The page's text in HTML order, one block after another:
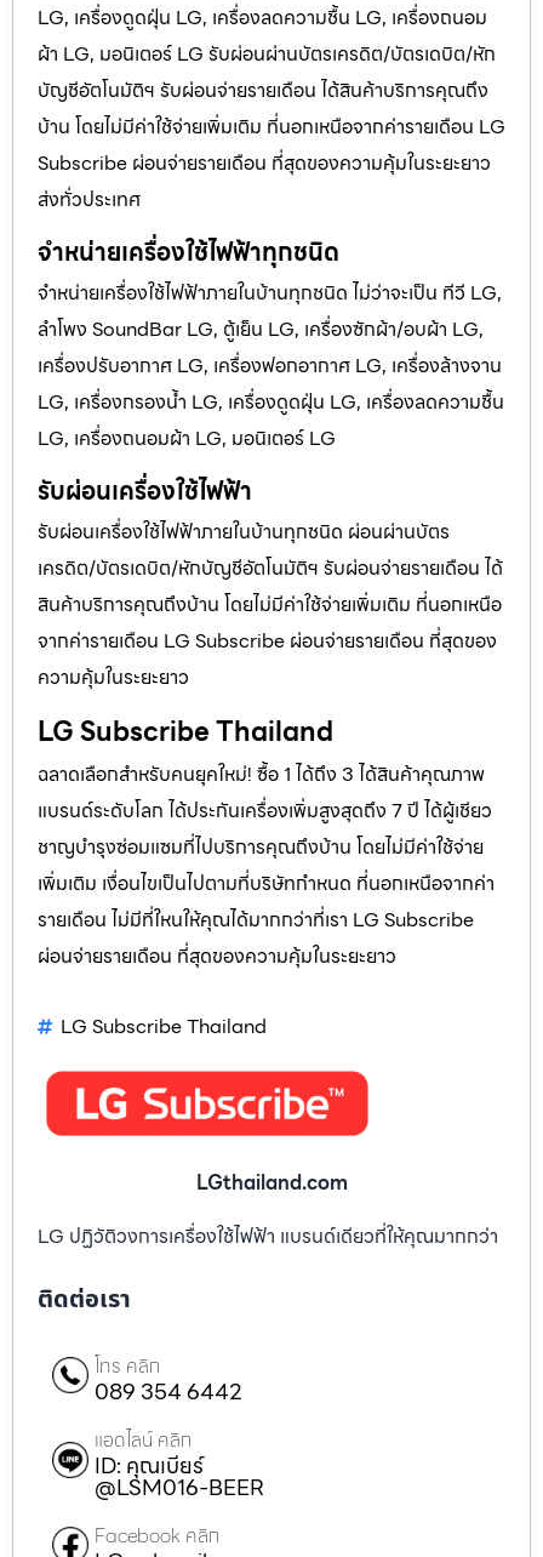
LG, เครื่องดูดฝุ่น LG, เครื่องลดความชื้น LG, เครื่องถนอม
ผ้า LG, มอนิเตอร์ LG รับผ่อนผ่านบัตรเครดิต/บัตรเดบิต/หัก
บัญชีอัตโนมัติฯ รับผ่อนจ่ายรายเดือน ได้สินค้าบริการคุณถึง
บ้าน โดยไม่มีค่าใช้จ่ายเพิ่มเติม ที่นอกเหนือจากค่ารายเดือน LG
Subscribe ผ่อนจ่ายรายเดือน ที่สุดของความคุ้มในระยะยาว
ส่งทั่วประเทศ
จำหน่ายเครื่องใช้ไฟฟ้าทุกชนิด
จำหน่ายเครื่องใช้ไฟฟ้าภายในบ้านทุกชนิด ไม่ว่าจะเป็น ทีวี LG,
ลำโพง SoundBar LG, ตู้เย็น LG, เครื่องซักผ้า/อบผ้า LG,
เครื่องปรับอากาศ LG, เครื่องฟอกอากาศ LG, เครื่องล้างจาน
LG, เครื่องกรองน้ำ LG, เครื่องดูดฝุ่น LG, เครื่องลดความชื้น
LG, เครื่องถนอมผ้า LG, มอนิเตอร์ LG
รับผ่อนเครื่องใช้ไฟฟ้า
รับผ่อนเครื่องใช้ไฟฟ้าภายในบ้านทุกชนิด ผ่อนผ่านบัตร
เครดิต/บัตรเดบิต/หักบัญชีอัตโนมัติฯ รับผ่อนจ่ายรายเดือน ได้
สินค้าบริการคุณถึงบ้าน โดยไม่มีค่าใช้จ่ายเพิ่มเติม ที่นอกเหนือ
จากค่ารายเดือน LG Subscribe ผ่อนจ่ายรายเดือน ที่สุดของ
ความคุ้มในระยะยาว
LG Subscribe Thailand
ฉลาดเลือกสำหรับคนยุคใหม่! ซื้อ 1 ได้ถึง 3 ได้สินค้าคุณภาพ
แบรนด์ระดับโลก ได้ประกันเครื่องเพิ่มสูงสุดถึง 7 ปี ได้ผู้เชียว
ชาญบำรุงซ่อมแซมที่ไปบริการคุณถึงบ้าน โดยไม่มีค่าใช้จ่าย
เพิ่มเติม เงื่อนไขเป็นไปตามที่บริษัทกำหนด ที่นอกเหนือจากค่า
รายเดือน ไม่มีที่ใหนให้คุณได้มากกว่าที่เรา LG Subscribe
ผ่อนจ่ายรายเดือน ที่สุดของความคุ้มในระยะยาว
LG Subscribe Thailand
LGthailand.com
LG ปฏิวัติวงการเครื่องใช้ไฟฟ้า แบรนด์เดียวที่ให้คุณมากกว่า
ติดต่อเรา
โทร คลิก
089 354 6442
แอดไลน์ คลิก
ID: คุณเบียร์
@LSM016-BEER
Facebook คลิก